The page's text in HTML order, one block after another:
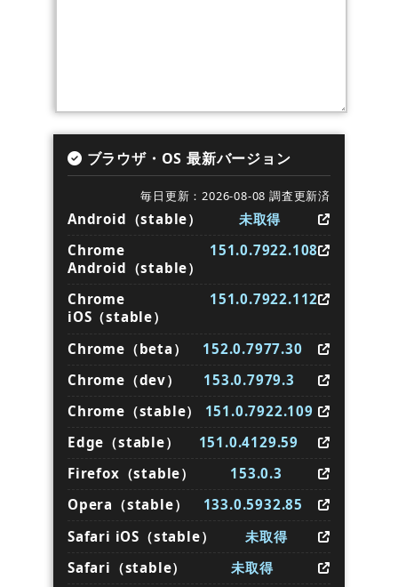
ブラウザ・OS 最新バージョン
毎日更新：2026-08-08 調査更新済
Android（stable）
未取得
Chrome
Android（stable）
151.0.7922.108
Chrome
iOS（stable）
151.0.7922.112
Chrome（beta）
152.0.7977.30
Chrome（dev）
153.0.7979.3
Chrome（stable）
151.0.7922.109
Edge（stable）
151.0.4129.59
Firefox（stable）
153.0.3
Opera（stable）
133.0.5932.85
Safari iOS（stable）
未取得
Safari（stable）
未取得